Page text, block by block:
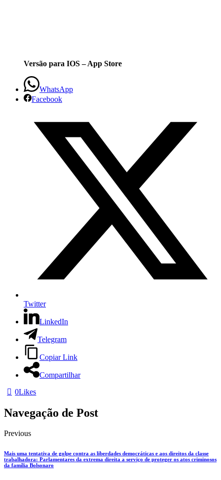
Versão para IOS – App Store
WhatsApp
Facebook
Twitter
LinkedIn
Telegram
Copiar Link
Compartilhar
0Likes
Navegação de Post
Previous
Mais uma tentativa de golpe contra as liberdades democráticas e aos direitos da classe
trabalhadora: Parlamentares da extrema direita a serviço de proteger os atos criminosos
da família Bolsonaro